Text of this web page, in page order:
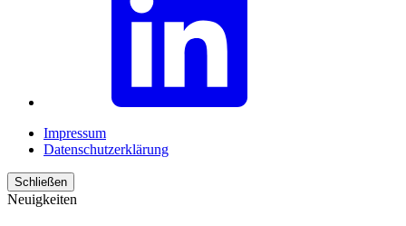
Impressum
Datenschutzerklärung
Schließen
Neuigkeiten